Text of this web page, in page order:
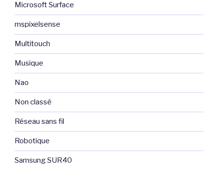
Microsoft Surface
mspixelsense
Multitouch
Musique
Nao
Non classé
Réseau sans fil
Robotique
Samsung SUR40